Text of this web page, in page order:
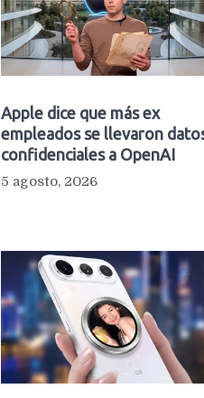
Apple dice que más ex
empleados se llevaron
confidenciales a OpenAI
5 agosto, 2026